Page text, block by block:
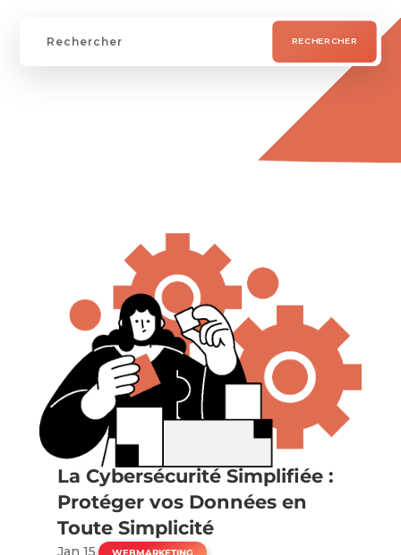
La Cybersécurité Simplifiée :
Protéger vos Données en
Toute Simplicité
Jan 15 |